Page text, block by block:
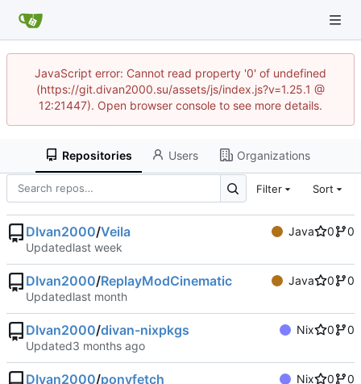
JavaScript error: Cannot read property '0' of undefined
(https://git.divan2000.su/assets/js/index.js?v=1.25.1 @
12:21447). Open browser console to see more details.
Repositories Users Organizations
Filter Sort
DIvan2000/Veila Java 0
0
Updated
DIvan2000/ReplayModCinematic Java 0
0
Updated
DIvan2000/divan-nixpkgs Nix 0
0
Updated
DIvan2000/ponyfetch Nix 0
0